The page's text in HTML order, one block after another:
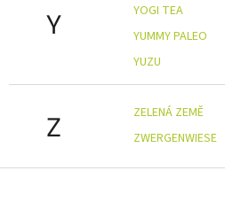
Y
YOGI TEA
YUMMY PALEO
YUZU
Z
ZELENÁ ZEMĚ
ZWERGENWIESE